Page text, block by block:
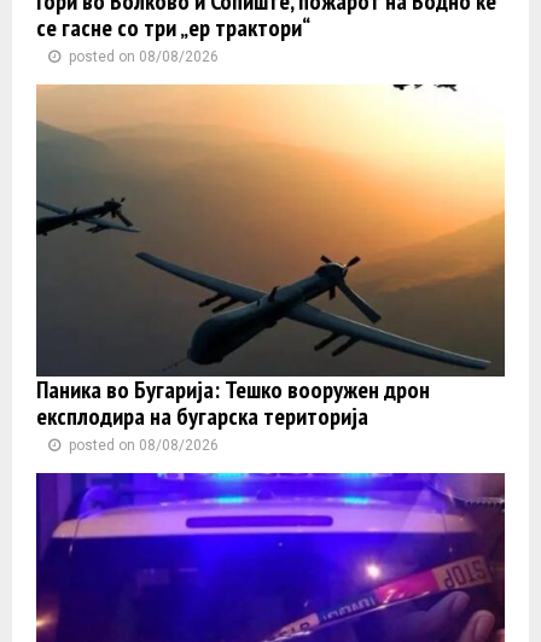
се гасне со три „ер трактори“
posted on 08/08/2026
Паника во Бугарија: Тешко вооружен дрон
експлодира на бугарска територија
posted on 08/08/2026